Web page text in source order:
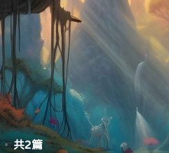
共2篇